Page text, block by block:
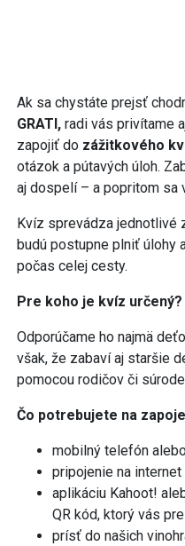
Ak sa chystáte prejsť
GRATI, radi vás privítame
zapojiť do zážitkového
otázok a pútavých úloh.
aj dospelí – a popritom sa
Kvíz sprevádza jednotlivé
budú postupne plniť úlohy
počas celej cesty.
Pre koho je kvíz určený?
Odporúčame ho najmä
však, že zabaví aj staršie
pomocou rodičov či
Čo potrebujete na
mobilný telefón
pripojenie na
aplikáciu Kahoot!
QR kód, ktorý vás
prísť do našich